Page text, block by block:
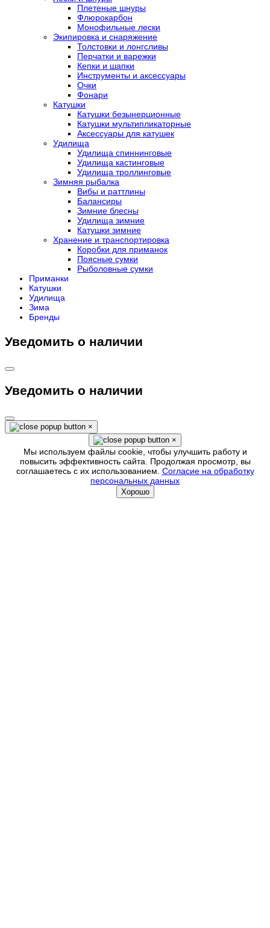
Плетеные шнуры
Флюрокарбон
Монофильные лески
Экипировка и снаряжение
Толстовки и лонгсливы
Перчатки и варежки
Кепки и шапки
Инструменты и аксессуары
Очки
Фонари
Катушки
Катушки безынерционные
Катушки мультипликаторные
Аксессуары для катушек
Удилища
Удилища спиннинговые
Удилища кастинговые
Удилища троллинговые
Зимняя рыбалка
Вибы и раттлины
Балансиры
Зимние блесны
Удилища зимние
Катушки зимние
Хранение и транспортировка
Коробки для приманок
Поясные сумки
Рыболовные сумки
Приманки
Катушки
Удилища
Зима
Бренды
Уведомить о наличии
Уведомить о наличии
×
×
Мы используем файлы cookie, чтобы улучшить работу и
повысить эффективность сайта. Продолжая просмотр, вы
соглашаетесь с их использованием. Согласие на обработку
персональных данных
Хорошо